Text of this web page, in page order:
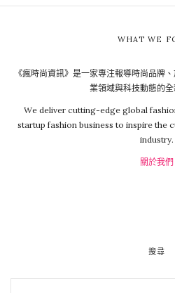
WHAT WE
《瘋時尚資訊》是一家專注報導時尚品牌
業領域與科技動態的全
We deliver cutting-edge global
startup fashion business to inspire the
industry.
關於我們
搜尋